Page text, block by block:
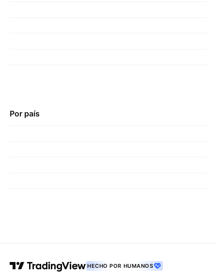
Por país
HECHO POR HUMANOS